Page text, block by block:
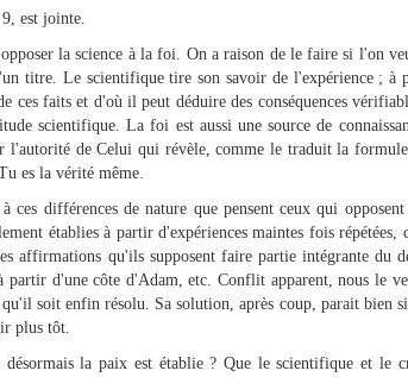
est jointe.
la science à la foi. On a raison de le faire si l'on
titre. Le scientifique tire son savoir de l'expérience ; à
ces faits et d'où il peut déduire des conséquences
scientifique. La foi est aussi une source de
l'autorité de Celui qui révèle, comme le traduit la
es la vérité même.
ces différences de nature que pensent ceux qui
établies à partir d'expériences maintes fois
affirmations qu'ils supposent faire partie intégrante
d'une côte d'Adam, etc. Conflit apparent, nous le
soit enfin résolu. Sa solution, après coup, parait bien
plus tôt.
la paix est établie ? Que le scientifique et le